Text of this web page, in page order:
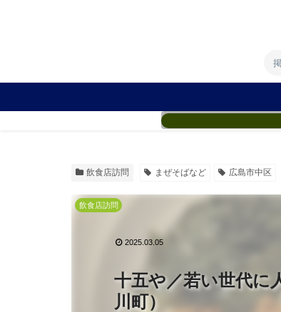
飲食店訪問 まぜそばなど 広島市中区
十五や／若い世代に
川町）
飲食店訪問
2025.03.05